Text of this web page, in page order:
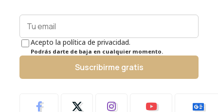
Acepto la política de privacidad.
Podrás darte de baja en cualquier momento.
Suscribirme gratis